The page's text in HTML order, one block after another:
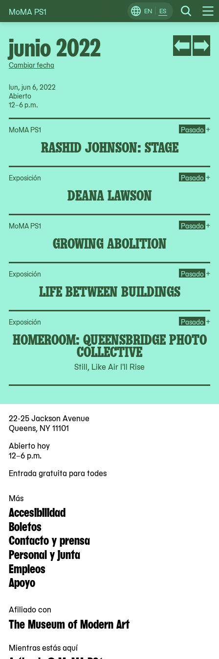
Skip
to
EN ES Search
Change
Locale
MoMA PS1
Cambiar fecha
lun, jun 6, 2022
Abierto
12–6 p.m.
MoMA PS1
RASHID JOHNSON: STAGE
Pasado +
Exposición
DEANA LAWSON
Pasado +
MoMA PS1
GROWING ABOLITION
Pasado +
Exposición
LIFE BETWEEN BUILDINGS
Pasado +
Exposición
HOMEROOM: QUEENSBRIDGE PHOTO
COLLECTIVE
Still, Like Air I'll Rise
Pasado +
junio 2022
22-25 Jackson Avenue
Queens, NY 11101
Abierto hoy
12–6 p.m.
Entrada gratuita para todes
Más
Accesibilidad
Boletos
Contacto y prensa
Personal y junta
Empleos
Apoyo
Afiliado con
The Museum of Modern Art
Mientras estás aquí